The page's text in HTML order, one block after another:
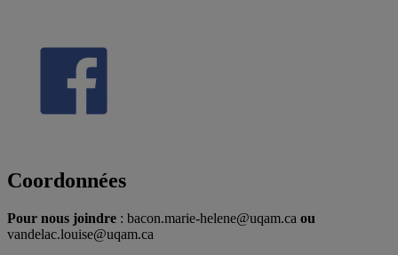
Coordonnées
Pour nous joindre : bacon.marie-helene@uqam.ca ou
vandelac.louise@uqam.ca